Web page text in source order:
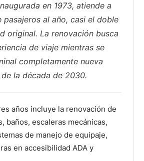
en 1973, atiende a
pasajeros al año, casi el doble
original. La renovación busca
de viaje mientras se
completamente nueva
la década de 2030.
años incluye la renovación de
baños, escaleras mecánicas,
de manejo de equipaje,
en accesibilidad ADA y